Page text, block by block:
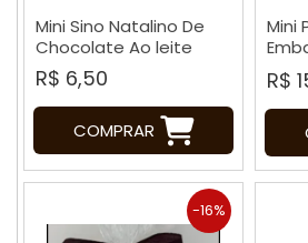
Mini Sino Natalino De
Chocolate Ao leite
R$ 6,50
COMPRAR
Mini
R$
-16%